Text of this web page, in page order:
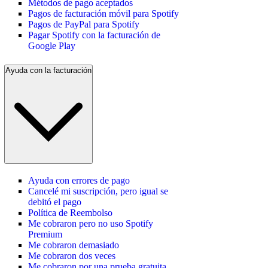
Métodos de pago aceptados
Pagos de facturación móvil para Spotify
Pagos de PayPal para Spotify
Pagar Spotify con la facturación de
Google Play
Ayuda con la facturación
Ayuda con errores de pago
Cancelé mi suscripción, pero igual se
debitó el pago
Política de Reembolso
Me cobraron pero no uso Spotify
Premium
Me cobraron demasiado
Me cobraron dos veces